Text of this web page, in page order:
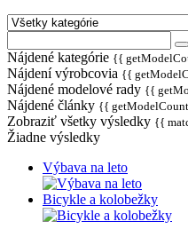
Nájdené kategórie {{
Nájdení výrobcovia {{
Nájdené modelové rady {{
Nájdené články {{
Zobraziť všetky výsledky {{
Žiadne výsledky
Výbava na leto
Bicykle a kolobežky